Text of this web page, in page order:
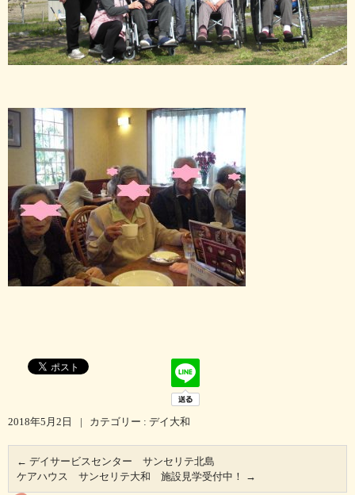
2018年5月2日 | カテゴリー : デイ大和
← デイサービスセンター サンセリテ北島
ケアハウス サンセリテ大和 施設見学受付中！
→